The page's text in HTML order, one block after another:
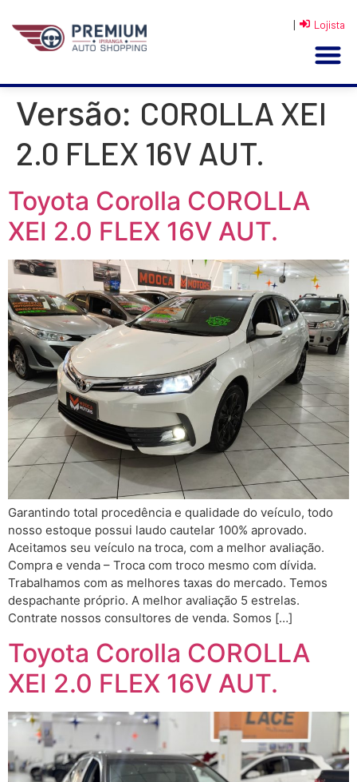
| Lojista
Versão: COROLLA XEI
2.0 FLEX 16V AUT.
Toyota Corolla COROLLA
XEI 2.0 FLEX 16V AUT.
Garantindo total procedência e qualidade do veículo, todo
nosso estoque possui laudo cautelar 100% aprovado.
Aceitamos seu veículo na troca, com a melhor avaliação.
Compra e venda – Troca com troco mesmo com dívida.
Trabalhamos com as melhores taxas do mercado. Temos
despachante próprio. A melhor avaliação 5 estrelas.
Contrate nossos consultores de venda. Somos […]
Toyota Corolla COROLLA
XEI 2.0 FLEX 16V AUT.